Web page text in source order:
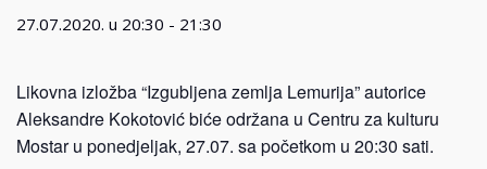
27.07.2020. u 20:30 - 21:30
Likovna izložba “Izgubljena zemlja Lemurija” autorice
Aleksandre Kokotović biće održana u Centru za kulturu
Mostar u ponedjeljak, 27.07. sa početkom u 20:30 sati.